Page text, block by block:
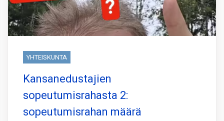
YHTEISKUNTA
Kansanedustajien
sopeutumisrahasta 2:
sopeutumisrahan määrä